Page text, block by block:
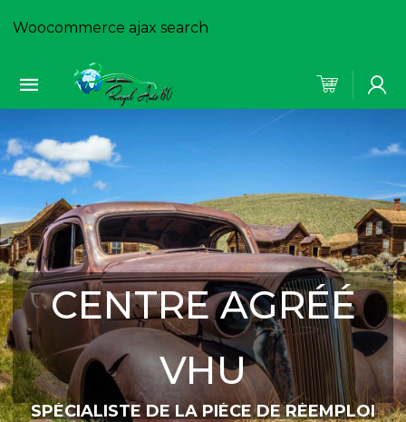
Woocommerce ajax search
CENTRE AGRÉÉ
VHU
SPÉCIALISTE DE LA PIÈCE DE RÉEMPLOI